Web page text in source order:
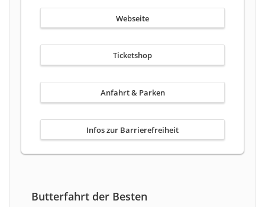
Webseite
Ticketshop
Anfahrt & Parken
Infos zur Barrierefreiheit
Butterfahrt der Besten